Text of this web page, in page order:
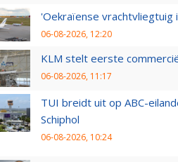
'Oekraïense
06-08-2026, 12:20
KLM stelt eerste
06-08-2026, 11:17
TUI breidt uit op ABC-
Schiphol
06-08-2026, 10:24